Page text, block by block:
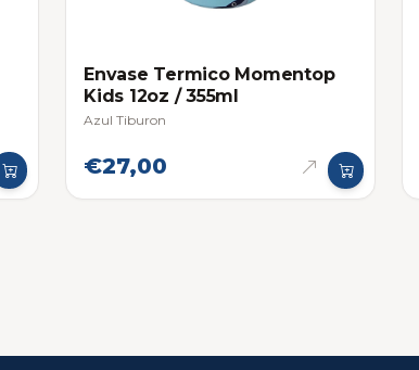
Envase Termico Momentop
Kids 12oz / 355ml
Azul Tiburon
€27,00